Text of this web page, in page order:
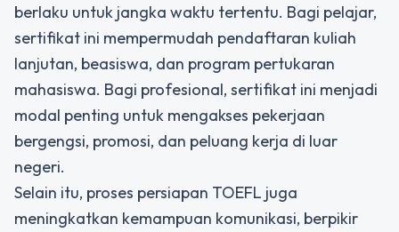
berlaku untuk jangka waktu tertentu. Bagi pelajar,
sertifikat ini mempermudah pendaftaran kuliah
lanjutan, beasiswa, dan program pertukaran
mahasiswa. Bagi profesional, sertifikat ini menjadi
modal penting untuk mengakses pekerjaan
bergengsi, promosi, dan peluang kerja di luar
negeri.
Selain itu, proses persiapan TOEFL juga
meningkatkan kemampuan komunikasi, berpikir